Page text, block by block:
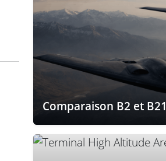
Comparaison B2 et B21